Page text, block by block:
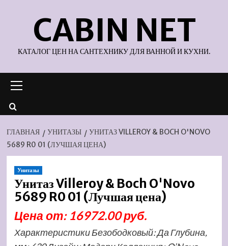
содержимомуCABIN NET
КАТАЛОГ ЦЕН НА САНТЕХНИКУ ДЛЯ ВАННОЙ И КУХНИ.
меню
ГЛАВНАЯ УНИТАЗЫ
УНИТАЗ VILLEROY & BOCH O'NOVO
5689 R0 01 (ЛУЧШАЯ ЦЕНА)
Унитазы
Унитаз Villeroy & Boch O'Novo
5689 R0 01 (Лучшая цена)
Цена от: 16972.00 руб.
Характеристики Безободковый: Да Глубина,